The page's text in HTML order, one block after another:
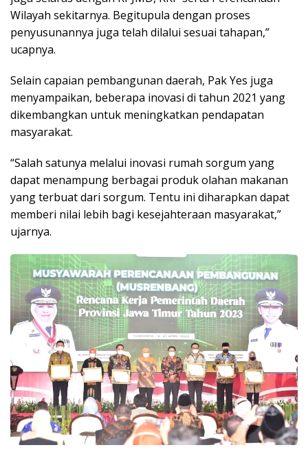
Wilayah sekitarnya. Begitupula dengan proses
penyusunannya juga telah dilalui sesuai tahapan,”
ucapnya.
Selain capaian pembangunan daerah, Pak Yes juga
menyampaikan, beberapa inovasi di tahun 2021 yang
dikembangkan untuk meningkatkan pendapatan
masyarakat.
“Salah satunya melalui inovasi rumah sorgum yang
dapat menampung berbagai produk olahan makanan
yang terbuat dari sorgum. Tentu ini diharapkan dapat
memberi nilai lebih bagi kesejahteraan masyarakat,”
ujarnya.